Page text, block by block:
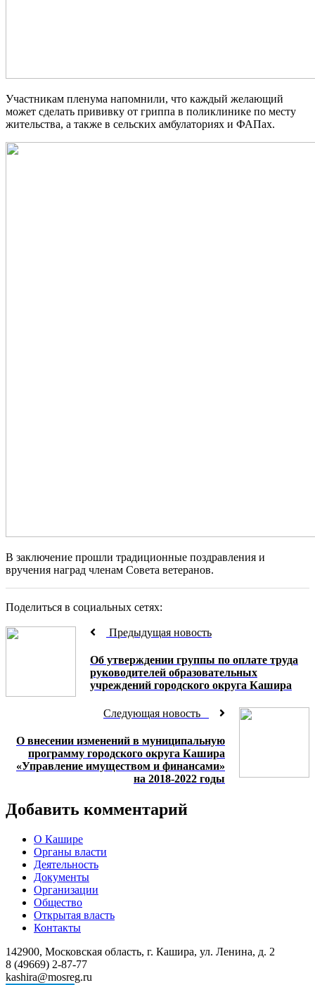
Участникам пленума напомнили, что каждый желающий
может сделать прививку от гриппа в поликлинике по месту
жительства, а также в сельских амбулаториях и ФАПах.
В заключение прошли традиционные поздравления и
вручения наград членам Совета ветеранов.
Поделиться в социальных сетях:
Предыдущая новость
Об утверждении группы по оплате труда
руководителей образовательных
учреждений городского округа Кашира
Следующая новость
О внесении изменений в муниципальную
программу городского округа Кашира
«Управление имуществом и финансами»
на 2018-2022 годы
Добавить комментарий
О Кашире
Органы власти
Деятельность
Документы
Организации
Общество
Открытая власть
Контакты
142900, Московская область, г. Кашира, ул. Ленина, д. 2
8 (49669) 2-87-77
kashira@mosreg.ru